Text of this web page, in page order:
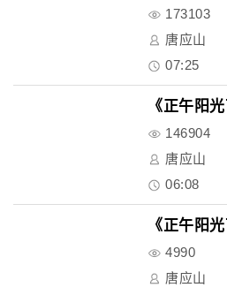
173103
唐应山
07:25
146904
唐应山
06:08
4990
唐应山